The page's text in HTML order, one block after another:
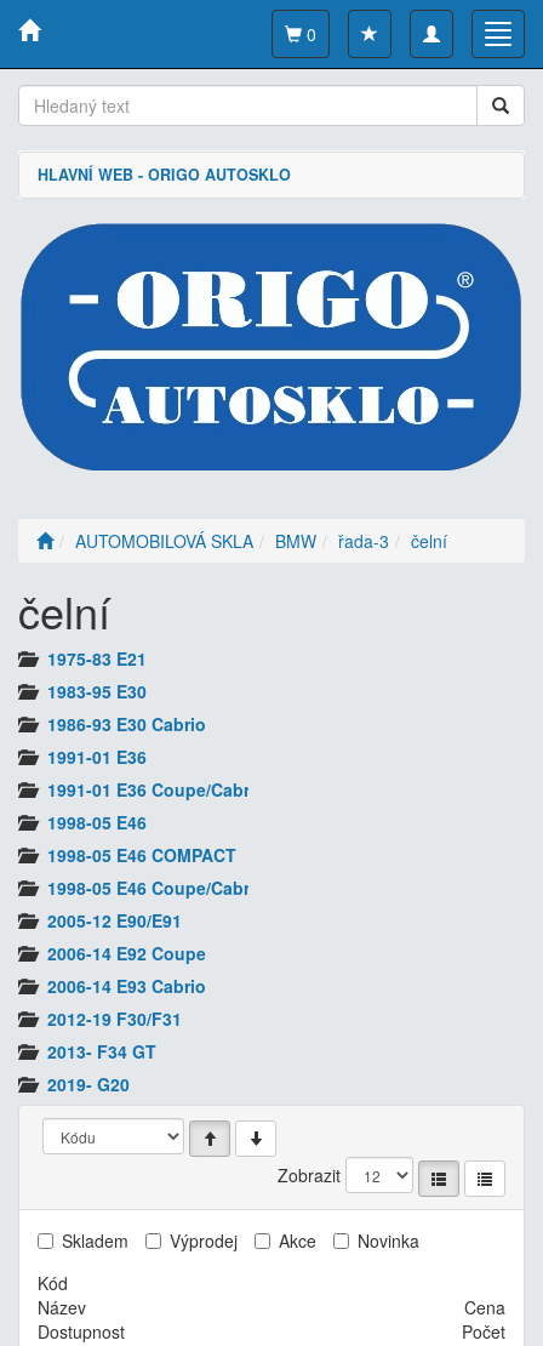
Toggle
navigation
0
HLAVNÍ WEB - ORIGO AUTOSKLO
AUTOMOBILOVÁ SKLA BMW řada-3 čelní
čelní
1975-83 E21
1983-95 E30
1986-93 E30 Cabrio
1991-01 E36
1991-01 E36 Coupe/Cabrio
1998-05 E46
1998-05 E46 COMPACT
1998-05 E46 Coupe/Cabrio
2005-12 E90/E91
2006-14 E92 Coupe
2006-14 E93 Cabrio
2012-19 F30/F31
2013- F34 GT
2019- G20
Zobrazit
Skladem Výprodej Akce
Novinka
Kód
Název
Cena
Dostupnost
Počet